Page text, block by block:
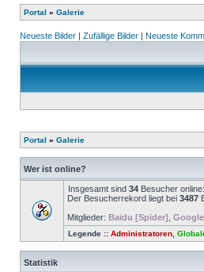
Portal » Galerie
Neueste Bilder | Zufällige Bilder | Neueste
Portal » Galerie
Wer ist online?
Insgesamt sind 34 Besucher
Der Besucherrekord liegt bei 3487
Mitglieder: Baidu [Spider]
Legende :: Administratoren
Statistik